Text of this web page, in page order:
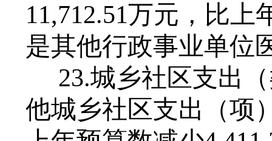
11,712.51万元，比上
是其他行政事业单位
23.城乡社区支出
他城乡社区支出（项